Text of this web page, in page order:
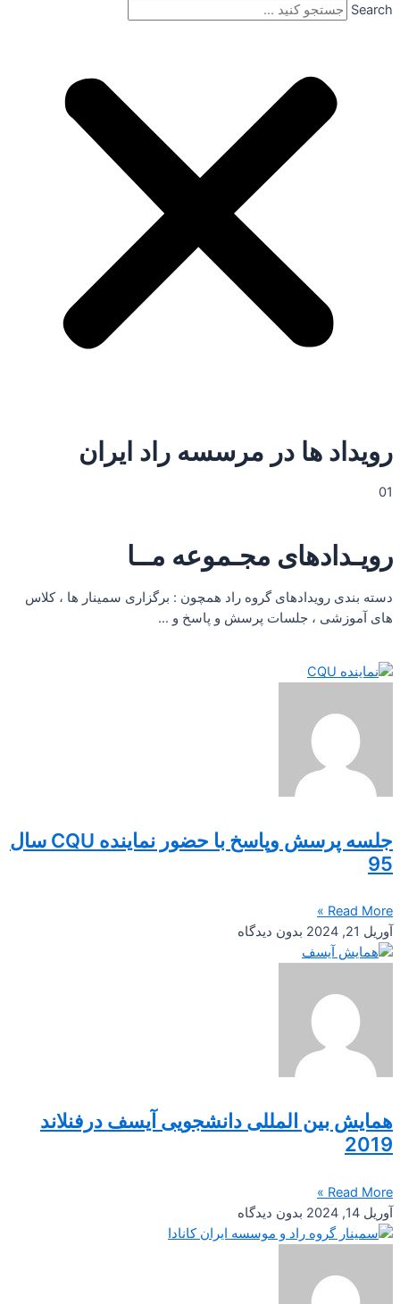
Search
رویداد ها در مرسسه راد ایران
01
رویـدادهای مجـموعه مــا
دسته بندی رویدادهای گروه راد همچون : برگزاری سمینار ها ، کلاس
های آموزشی ، جلسات پرسش و پاسخ و …
جلسه پرسش وپاسخ با حضور نماینده CQU سال
95
Read More »
آوریل 21, 2024
بدون دیدگاه
همایش بین المللی دانشجویی آیسف درفنلاند
2019
Read More »
آوریل 14, 2024
بدون دیدگاه